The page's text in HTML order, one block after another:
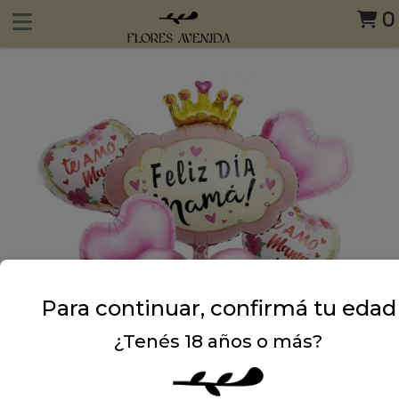
0
Para continuar, confirmá tu edad
¿Tenés 18 años o más?